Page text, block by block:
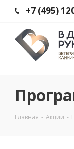
+7 (495)
Главная - Акции -